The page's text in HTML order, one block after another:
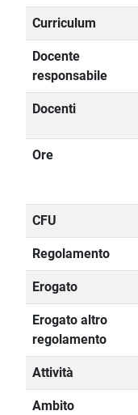
Curriculum
Docente
responsabile
Docenti
Ore
CFU
Regolamento
Erogato
Erogato altro
regolamento
Attività
Ambito